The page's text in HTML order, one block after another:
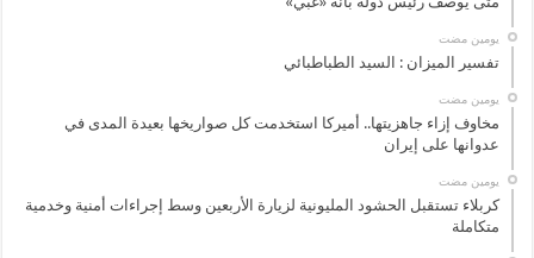
‏يومين مضت
تفسير الميزان : السيد الطباطبائي
‏يومين مضت
مخاوف إزاء جاهزيتها.. أميركا استخدمت كل صواريخها بعيدة المدى في
عدوانها على إيران
‏يومين مضت
كربلاء تستقبل الحشود المليونية لزيارة الأربعين وسط إجراءات أمنية وخدمية
متكاملة